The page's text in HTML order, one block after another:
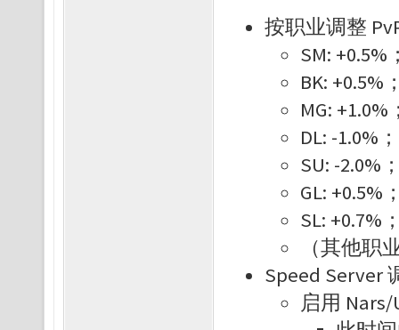
按职业调整
SM: +0.5%
BK: +0.5%
MG: +1.0%
DL: -1.0%；
SU: -2.0%
GL: +0.5%
SL: +0.7%
（其他职
Speed Server
启用